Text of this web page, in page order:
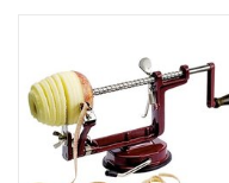
Acties